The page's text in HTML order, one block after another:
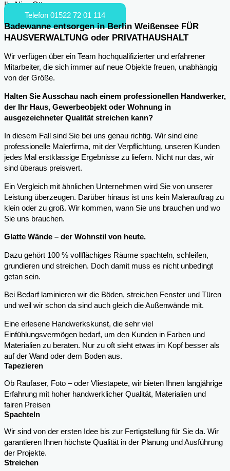
Ihr Nico Otto
Telefon 01522 72 01 114
Badewanne entsorgen in Berlin Weißensee FÜR
HAUSVERWALTUNG oder PRIVATHAUSHALT
Wir verfügen über ein Team hochqualifizierter und erfahrener
Mitarbeiter, die sich immer auf neue Objekte freuen, unabhängig
von der Größe.
Halten Sie Ausschau nach einem professionellen Handwerker,
der Ihr Haus, Gewerbeobjekt oder Wohnung in
ausgezeichneter Qualität streichen kann?
In diesem Fall sind Sie bei uns genau richtig. Wir sind eine
professionelle Malerfirma, mit der Verpflichtung, unseren Kunden
jedes Mal erstklassige Ergebnisse zu liefern. Nicht nur das, wir
sind überaus preiswert.
Ein Vergleich mit ähnlichen Unternehmen wird Sie von unserer
Leistung überzeugen. Darüber hinaus ist uns kein Malerauftrag zu
klein oder zu groß. Wir kommen, wann Sie uns brauchen und wo
Sie uns brauchen.
Glatte Wände – der Wohnstil von heute.
Dazu gehört 100 % vollflächiges Räume spachteln, schleifen,
grundieren und streichen. Doch damit muss es nicht unbedingt
getan sein.
Bei Bedarf laminieren wir die Böden, streichen Fenster und Türen
und weil wir schon da sind auch gleich die Außenwände mit.
Eine erlesene Handwerkskunst, die sehr viel
Einfühlungsvermögen bedarf, um den Kunden in Farben und
Materialien zu beraten. Nur zu oft sieht etwas im Kopf besser als
auf der Wand oder dem Boden aus.
Tapezieren
Ob Raufaser, Foto – oder Vliestapete, wir bieten Ihnen langjährige
Erfahrung mit hoher handwerklicher Qualität, Materialien und
fairen Preisen
Spachteln
Wir sind von der ersten Idee bis zur Fertigstellung für Sie da. Wir
garantieren Ihnen höchste Qualität in der Planung und Ausführung
der Projekte.
Streichen